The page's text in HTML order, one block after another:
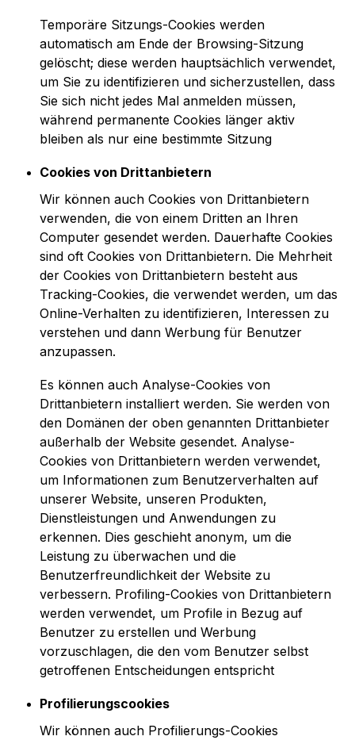
Temporäre Sitzungs-Cookies werden
automatisch am Ende der Browsing-Sitzung
gelöscht; diese werden hauptsächlich verwendet,
um Sie zu identifizieren und sicherzustellen, dass
Sie sich nicht jedes Mal anmelden müssen,
während permanente Cookies länger aktiv
bleiben als nur eine bestimmte Sitzung
Cookies von Drittanbietern
Wir können auch Cookies von Drittanbietern
verwenden, die von einem Dritten an Ihren
Computer gesendet werden. Dauerhafte Cookies
sind oft Cookies von Drittanbietern. Die Mehrheit
der Cookies von Drittanbietern besteht aus
Tracking-Cookies, die verwendet werden, um das
Online-Verhalten zu identifizieren, Interessen zu
verstehen und dann Werbung für Benutzer
anzupassen.
Es können auch Analyse-Cookies von
Drittanbietern installiert werden. Sie werden von
den Domänen der oben genannten Drittanbieter
außerhalb der Website gesendet. Analyse-
Cookies von Drittanbietern werden verwendet,
um Informationen zum Benutzerverhalten auf
unserer Website, unseren Produkten,
Dienstleistungen und Anwendungen zu
erkennen. Dies geschieht anonym, um die
Leistung zu überwachen und die
Benutzerfreundlichkeit der Website zu
verbessern. Profiling-Cookies von Drittanbietern
werden verwendet, um Profile in Bezug auf
Benutzer zu erstellen und Werbung
vorzuschlagen, die den vom Benutzer selbst
getroffenen Entscheidungen entspricht
Profilierungscookies
Wir können auch Profilierungs-Cookies